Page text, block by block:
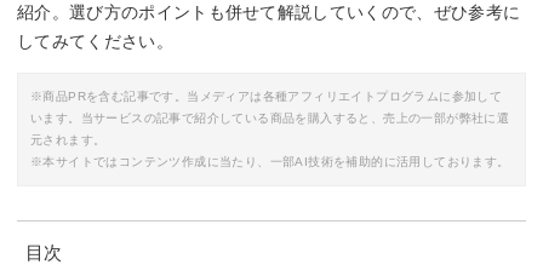
紹介。選び方のポイントも併せて解説していくので、ぜひ参考に
してみてください。
※商品PRを含む記事です。当メディアは各種アフィリエイトプログラムに参加して
います。当サービスの記事で紹介している商品を購入すると、売上の一部が弊社に還
元されます。
※本サイトではコンテンツ作成に当たり、一部AI技術を補助的に活用しております。
目次